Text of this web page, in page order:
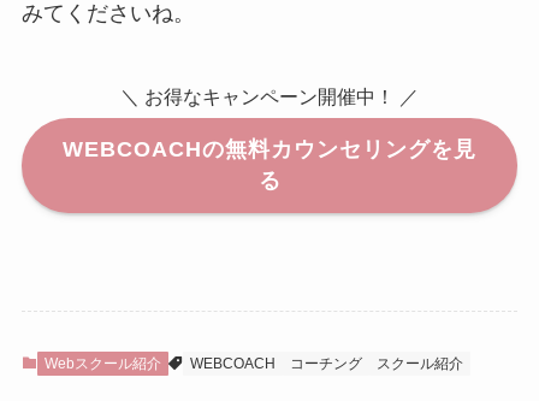
みてくださいね。
＼ お得なキャンペーン開催中！ ／
WEBCOACHの無料カウンセリングを見
る
Webスクール紹介 WEBCOACH コーチング スクール紹介